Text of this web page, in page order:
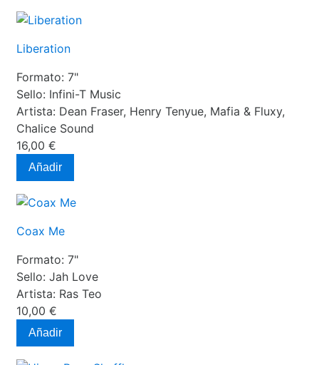
Liberation
Formato: 7"
Sello: Infini-T Music
Artista: Dean Fraser, Henry Tenyue, Mafia & Fluxy,
Chalice Sound
16,00 €
Añadir
Coax Me
Formato: 7"
Sello: Jah Love
Artista: Ras Teo
10,00 €
Añadir